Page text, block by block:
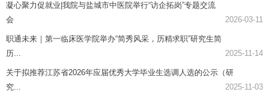
凝心聚力促就业|我院与盐城市中医院举行“访企拓岗”专题交流
会
2026-03-11
职通未来｜第一临床医学院举办“简秀风采，历精求职”研究生简
历...
2025-11-14
关于拟推荐江苏省2026年应届优秀大学毕业生选调人选的公示（研
究...
2025-11-03